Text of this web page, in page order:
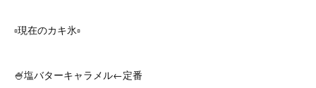
▫️現在のカキ氷▫️
🍧塩バターキャラメル←定番